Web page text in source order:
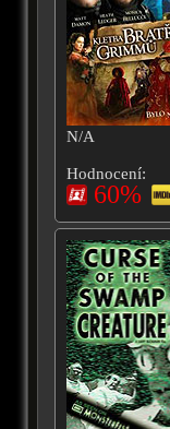
N/A
Hodnocení:
60%